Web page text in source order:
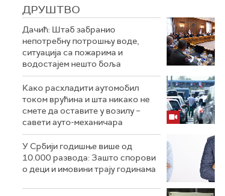
ДРУШТВО
Дачић: Штаб забранио
непотребну потрошњу воде,
ситуација са пожарима и
водостајем нешто боља
Како расхладити аутомобил
током врућина и шта никако не
смете да оставите у возилу –
савети ауто-механичара
У Србији годишње више од
10.000 развода: Зашто спорови
о деци и имовини трају годинама